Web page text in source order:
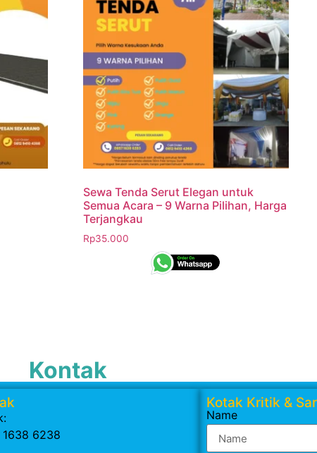
Sewa Tenda Serut Elegan untuk
Semua Acara – 9 Warna Pilihan, Harga
Terjangkau
Rp35.000
Kontak
6238
Kotak Kritik &
Name